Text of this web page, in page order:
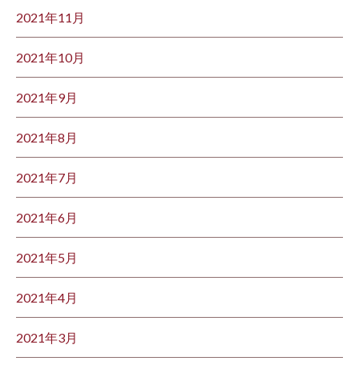
2021年11月
2021年10月
2021年9月
2021年8月
2021年7月
2021年6月
2021年5月
2021年4月
2021年3月